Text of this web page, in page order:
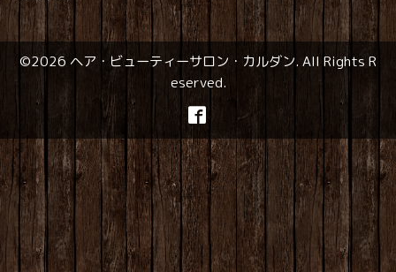
©2026 ヘア・ビューティーサロン・カルダン. All Rights R
eserved.